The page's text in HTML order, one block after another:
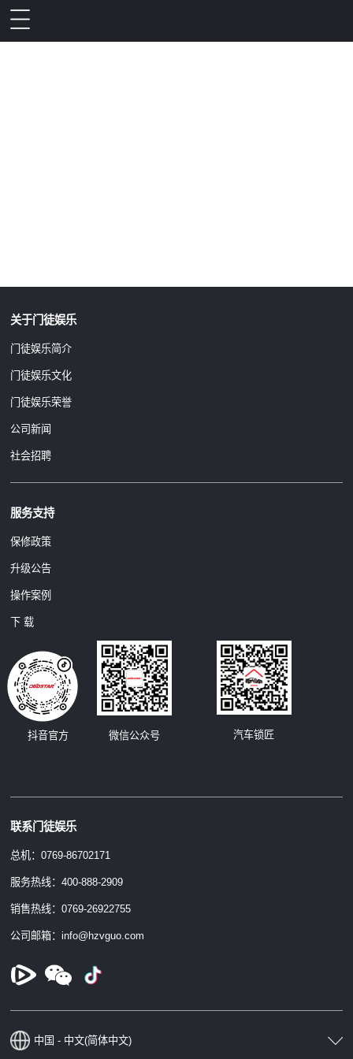
关于门徒娱乐
门徒娱乐简介
门徒娱乐文化
门徒娱乐荣誉
公司新闻
社会招聘
服务支持
保修政策
升级公告
操作案例
下 载
微信公众号
抖音官方 汽车锁匠
联系门徒娱乐
总机：0769-86702171
服务热线：400-888-2909
销售热线：0769-26922755
公司邮箱：info@hzvguo.com
中国 - 中文(简体中文)